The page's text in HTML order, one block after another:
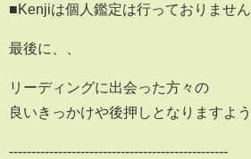
■Kenjiは個人鑑定は行っておりません
最後に、、
リーディングに出会った方々の
良いきっかけや後押しとなりますよ
-------------------------------------------------